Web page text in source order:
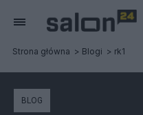
Strona główna Blogi rk1
BLOG